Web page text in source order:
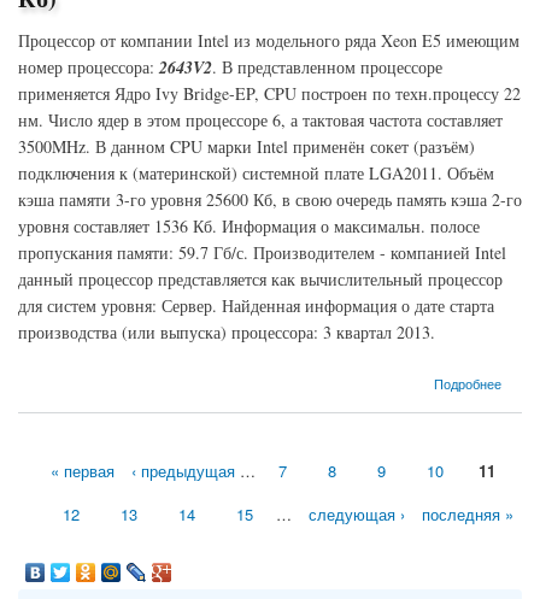
Процессор от компании Intel из модельного ряда Xeon E5 имеющим
номер процессора:2643V2. В представленном процессоре
применяется Ядро Ivy Bridge-EP, CPU построен по техн.процессу 22
нм. Число ядер в этом процессоре 6, а тактовая частота составляет
3500MHz. В данном CPU марки Intel применён сокет (разъём)
подключения к (материнской) системной плате LGA2011. Объём
кэша памяти 3-го уровня 25600 Кб, в свою очередь память кэша 2-го
уровня составляет 1536 Кб. Информация о максимальн. полосе
пропускания памяти: 59.7 Гб/с. Производителем - компанией Intel
данный процессор представляется как вычислительный процессор
для систем уровня: Сервер. Найденная информация о дате старта
производства (или выпуска) процессора: 3 квартал 2013.
Подробнее
о Процессор Intel Xeon E5-2643V2 Ivy Bridge-EP (3500MHz, LGA2011, L3 25600 Кб, L2
Страницы
« первая ‹ предыдущая … 7 8 9 10
11
12
13 14 15 … следующая › последняя »